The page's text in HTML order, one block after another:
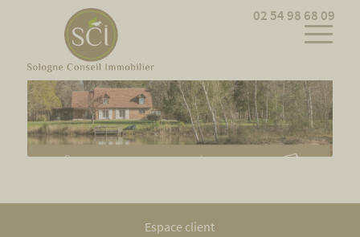
02 54 98 68 09
Espace client
Cookies management panel